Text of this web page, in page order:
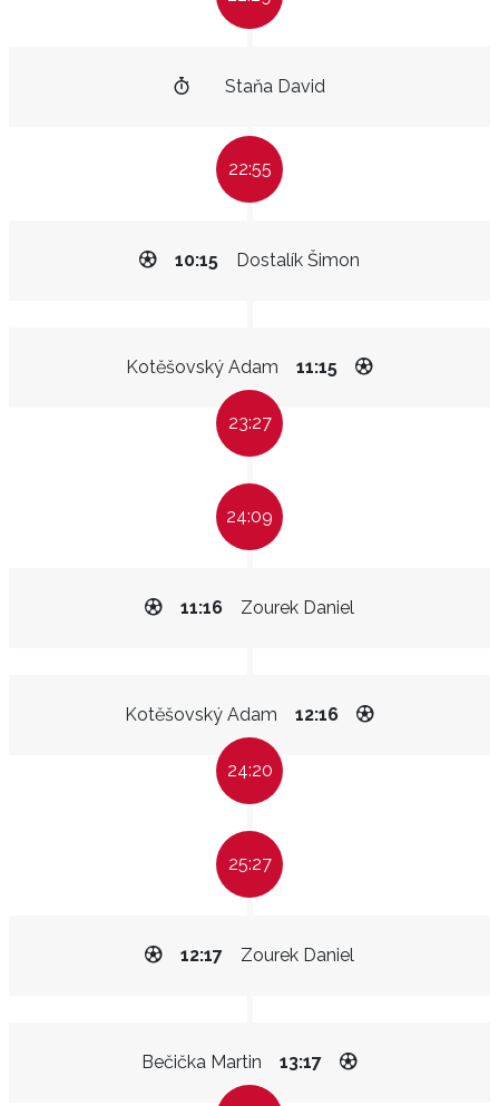
Staňa David
22:55
Dostalík Šimon
10:15
Kotěšovský Adam 11:15
23:27
24:09
Zourek Daniel
11:16
Kotěšovský Adam 12:16
24:20
25:27
Zourek Daniel
12:17
Bečička Martin 13:17